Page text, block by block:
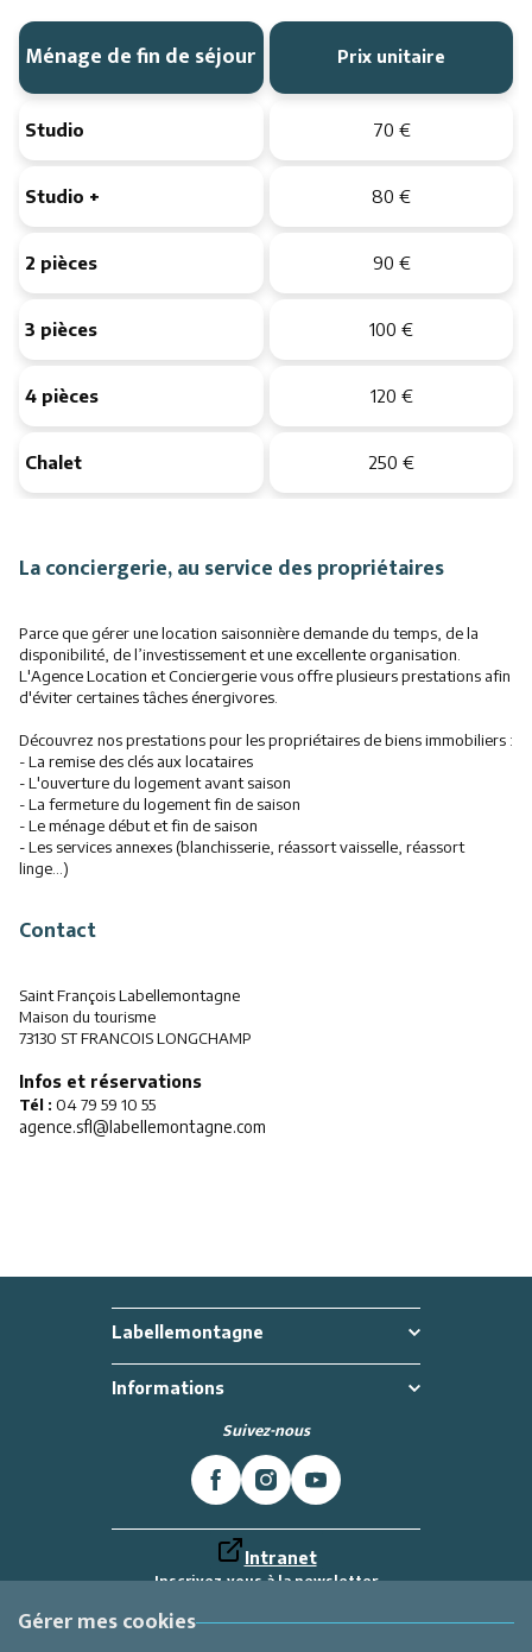
Ménage de fin de séjour Prix unitaire
Studio 70 €
Studio + 80 €
2 pièces 90 €
3 pièces 100 €
4 pièces 120 €
Chalet 250 €
La conciergerie, au service des propriétaires
Parce que gérer une location saisonnière demande du temps, de la
disponibilité, de l’investissement et une excellente organisation.
L 'Agence Location et Conciergerie vous offre plusieurs prestations afin
d'éviter certaines tâches énergivores.
Découvrez nos prestations pour les propriétaires de biens immobiliers :
- La remise des clés aux locataires
- L'ouverture du logement avant saison
- La fermeture du logement fin de saison
- Le ménage début et fin de saison
- Les services annexes (blanchisserie, réassort vaisselle, réassort
linge...)
Contact
Saint François Labellemontagne
Maison du tourisme
73130 ST FRANCOIS LONGCHAMP
Infos et réservations
Tél : 04 79 59 10 55
agence.sfl@labellemontagne.com
Labellemontagne
Informations
Suivez-nous
Intranet
Inscrivez-vous à la newsletter
Labellemontagne
Gérer mes cookies